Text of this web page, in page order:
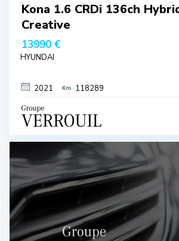
Kona 1.6 CRDi 136ch
Creative
13990 €
HYUNDAI
2021 118289